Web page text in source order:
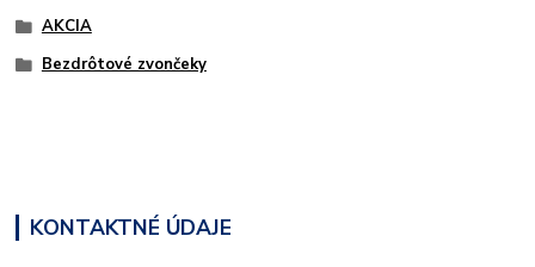
AKCIA
Bezdrôtové zvončeky
KONTAKTNÉ ÚDAJE